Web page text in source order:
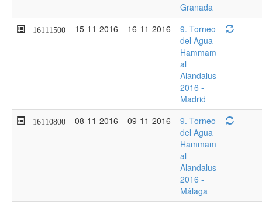
Granada
16111500 15-11-2016 16-11-2016
9. Torneo
del Agua
Hammam
al
Alandalus
2016 -
Madrid
16110800 08-11-2016 09-11-2016
9. Torneo
del Agua
Hammam
al
Alandalus
2016 -
Málaga